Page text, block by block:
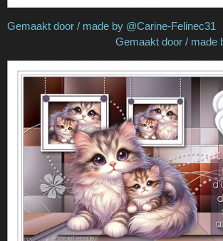
Gemaakt door / made by
Gemaakt door / made by